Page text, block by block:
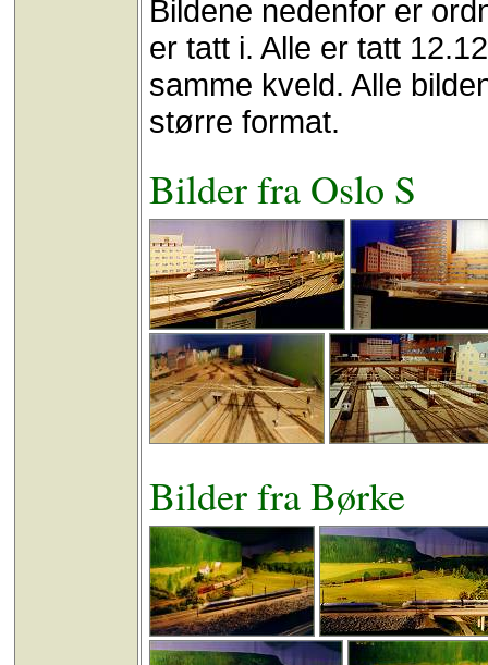
Bildene nedenfor er
er tatt i. Alle er tatt
samme kveld. Alle
større format.
Bilder fra Oslo S
Bilder fra Børke